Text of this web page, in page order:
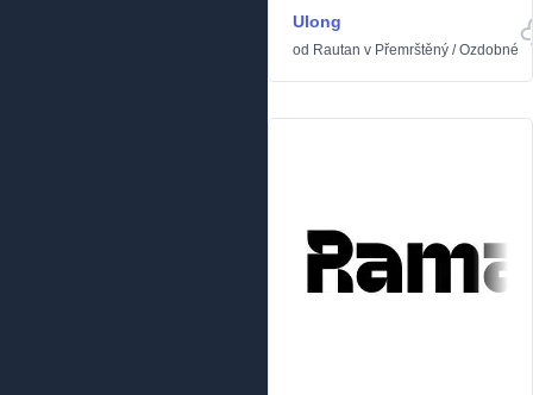
Ulong
od Rautan v Přemrštěný /Ozdobné